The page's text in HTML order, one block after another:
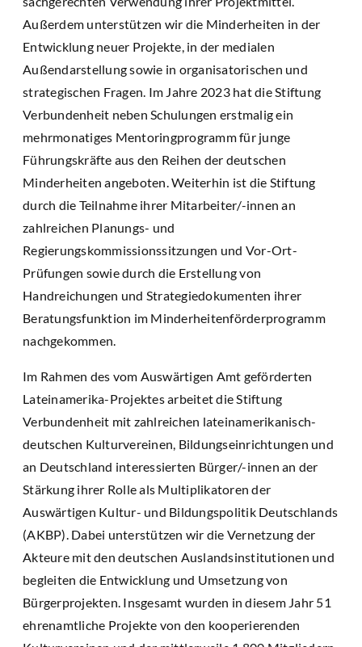
Außerdem unterstützen wir die Minderheiten in der
Entwicklung neuer Projekte, in der medialen
Außendarstellung sowie in organisatorischen und
strategischen Fragen. Im Jahre 2023 hat die Stiftung
Verbundenheit neben Schulungen erstmalig ein
mehrmonatiges Mentoringprogramm für junge
Führungskräfte aus den Reihen der deutschen
Minderheiten angeboten. Weiterhin ist die Stiftung
durch die Teilnahme ihrer Mitarbeiter/-innen an
zahlreichen Planungs- und
Regierungskommissionssitzungen und Vor-Ort-
Prüfungen sowie durch die Erstellung von
Handreichungen und Strategiedokumenten ihrer
Beratungsfunktion im Minderheitenförderprogramm
nachgekommen.
Im Rahmen des vom Auswärtigen Amt geförderten
Lateinamerika-Projektes arbeitet die Stiftung
Verbundenheit mit zahlreichen lateinamerikanisch-
deutschen Kulturvereinen, Bildungseinrichtungen und
an Deutschland interessierten Bürger/-innen an der
Stärkung ihrer Rolle als Multiplikatoren der
Auswärtigen Kultur- und Bildungspolitik Deutschlands
(AKBP). Dabei unterstützen wir die Vernetzung der
Akteure mit den deutschen Auslandsinstitutionen und
begleiten die Entwicklung und Umsetzung von
Bürgerprojekten. Insgesamt wurden in diesem Jahr 51
ehrenamtliche Projekte von den kooperierenden